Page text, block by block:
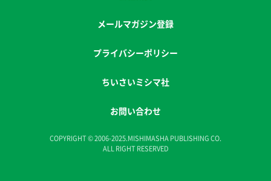
メールマガジン登録
プライバシーポリシー
ちいさいミシマ社
お問い合わせ
COPYRIGHT © 2006-2025.MISHIMASHA PUBLISHING CO.
ALL RIGHT RESERVED